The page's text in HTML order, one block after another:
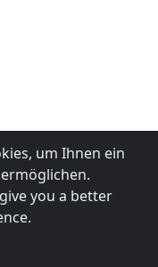
um Ihnen ein
you a better